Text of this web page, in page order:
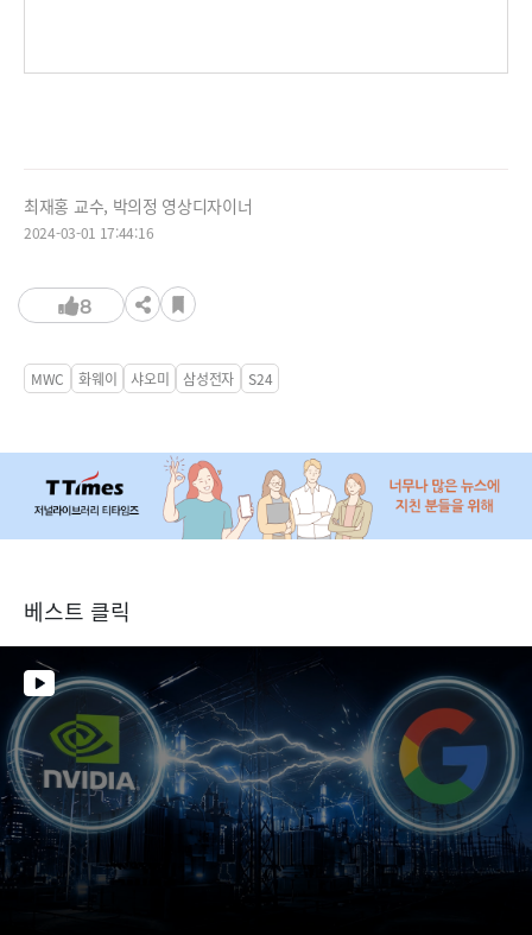
최재홍 교수, 박의정 영상디자이너
2024-03-01 17:44:16
8
MWC 화웨이 샤오미 삼성전자 S24
베스트 클릭